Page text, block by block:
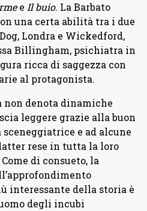
e Il buio. La Barbato
una certa abilità tra i due
Londra e Wickedford,
Billingham, psichiatra in
ricca di saggezza con
al protagonista.
non denota dinamiche
leggere grazie alla buon
e ad alcune
rese in tutta la loro
di consueto, la
interessante della storia è
degli incubi